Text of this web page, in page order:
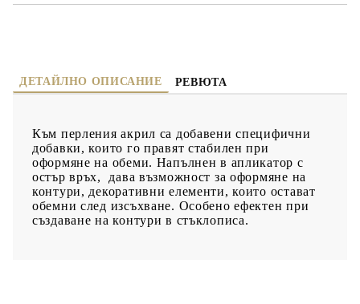
ДЕТАЙЛНО ОПИСАНИЕ РЕВЮТА
Към перления акрил са добавени специфични
добавки, които го правят стабилен при
оформяне на обеми. Напълнен в апликатор с
остър връх, дава възможност за оформяне на
контури, декоративни елементи, които остават
обемни след изсъхване. Особено ефектен при
създаване на контури в стъклописа.